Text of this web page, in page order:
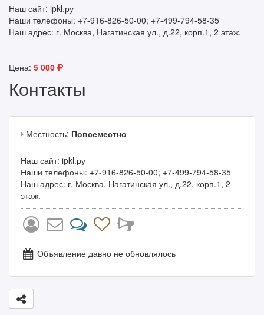
Наш сайт: ipkl.ру
Наши телефоны: +7-916-826-50-00; +7-499-794-58-35
Наш адрес: г. Москва, Нагатинская ул., д.22, корп.1, 2 этаж.
Цена: 5 000
Контакты
Местность: Повсеместно
Наш сайт: ipkl.ру
Наши телефоны: +7-916-826-50-00; +7-499-794-58-35
Наш адрес: г. Москва, Нагатинская ул., д.22, корп.1, 2
этаж.
Объявление давно не обновлялось